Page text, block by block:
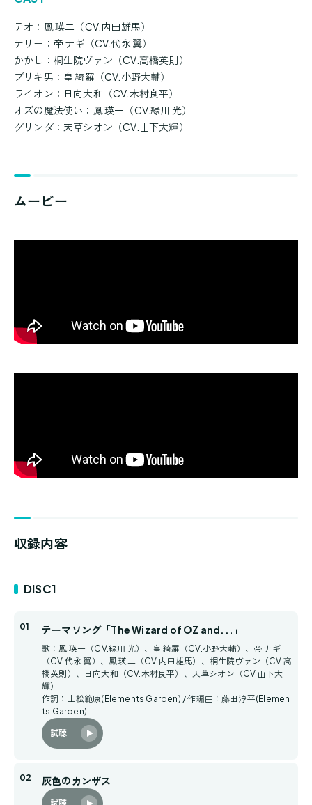
テオ：鳳 瑛二（CV.内田雄馬）
テリー：帝 ナギ（CV.代永 翼）
かかし：桐生院ヴァン（CV.高橋英則）
ブリキ男：皇 綺羅（CV.小野大輔）
ライオン：日向大和（CV.木村良平）
オズの魔法使い：鳳 瑛一（CV.緑川 光）
グリンダ：天草シオン（CV.山下大輝）
ムービー
収録内容
DISC1
テーマソング「The Wizard of OZ and...」
歌：鳳 瑛一（CV.緑川 光）、皇 綺羅（CV.小野大輔）、帝 ナギ
（CV.代永 翼）、鳳 瑛二（CV.内田雄馬）、桐生院ヴァン（CV.高
橋英則）、日向大和（CV.木村良平）、天草シオン（CV.山下大
輝）
作詞：上松範康(Elements Garden) / 作編曲：藤田淳平(Elemen
ts Garden)
試聴
灰色のカンザス